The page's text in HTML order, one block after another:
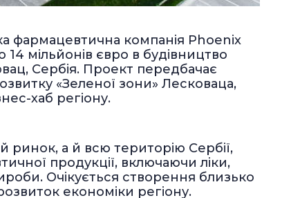
фармацевтична компанія Phoenix
мільйонів євро в будівництво
Сербія. Проект передбачає
«Зеленої зони» Лесковаца,
хаб регіону.
ринок, а й всю територію Сербії,
продукції, включаючи ліки,
Очікується створення близько
економіки регіону.